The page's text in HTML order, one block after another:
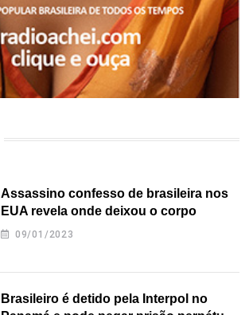
Assassino confesso de brasileira nos
EUA revela onde deixou o corpo
09/01/2023
Brasileiro é detido pela Interpol no